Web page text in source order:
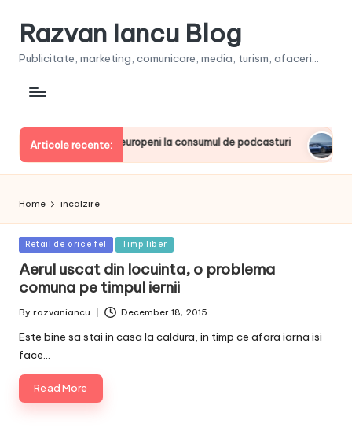
Razvan Iancu Blog
Publicitate, marketing, comunicare, media, turism, afaceri...
Articole recente:
printre liderii europeni la consumul de podcasturi
June
Home incalzire
Posted
Retail de orice fel Timp liber
Aerul uscat din locuinta, o problema
comuna pe timpul iernii
Posted
By razvaniancu December 18, 2015
Este bine sa stai in casa la caldura, in timp ce afara iarna isi
face…
Read More